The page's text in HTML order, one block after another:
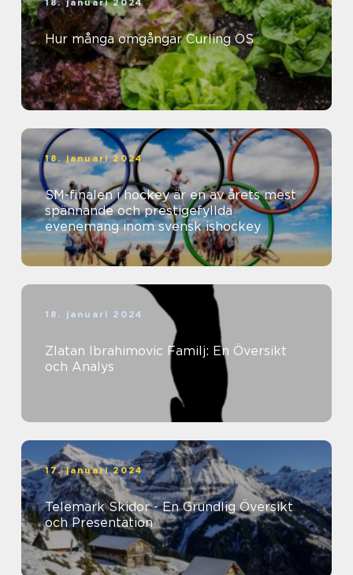
Hur många omgångar Curling OS
18. januari 2024
SM-finalen i hockey är en av årets mest
spännande och prestigefyllda
evenemang inom svensk ishockey
18. januari 2024
Zlatan Ibrahimovic Familj: En Översikt
och Analys
17. januari 2024
Telemark Skidor - En Grundlig Översikt
och Presentation